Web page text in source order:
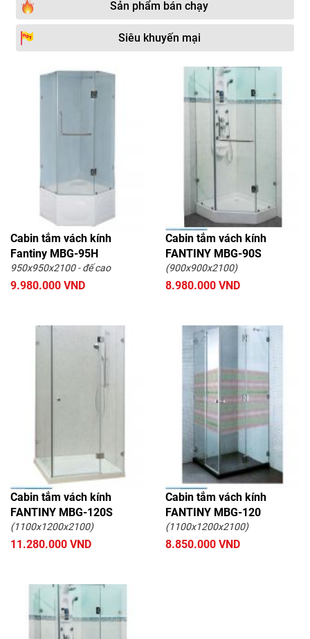
Sản phẩm bán chạy
Siêu khuyến mại
Cabin tắm vách kính
Fantiny MBG-95H
950x950x2100 - đế cao
9.980.000 VND
Cabin tắm vách kính
FANTINY MBG-90S
(900x900x2100)
8.980.000 VND
Cabin tắm vách kính
FANTINY MBG-120S
(1100x1200x2100)
11.280.000 VND
Cabin tắm vách kính
FANTINY MBG-120
(1100x1200x2100)
8.850.000 VND